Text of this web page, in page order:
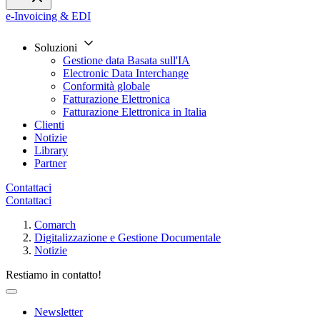
e-Invoicing & EDI
Soluzioni
Gestione data Basata sull'IA
Electronic Data Interchange
Conformità globale
Fatturazione Elettronica
Fatturazione Elettronica in Italia
Clienti
Notizie
Library
Partner
Contattaci
Contattaci
Comarch
Digitalizzazione e Gestione Documentale
Notizie
Restiamo in contatto!
Newsletter